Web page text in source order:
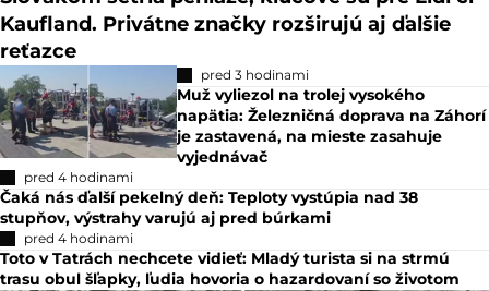
Kaufland. Privátne značky rozširujú aj ďalšie
reťazce
pred 3 hodinami
Muž vyliezol na trolej vysokého
napätia: Železničná doprava na Záhorí
je zastavená, na mieste zasahuje
vyjednávač
pred 4 hodinami
Čaká nás ďalší pekelný deň: Teploty vystúpia nad 38
stupňov, výstrahy varujú aj pred búrkami
pred 4 hodinami
Toto v Tatrách nechcete vidieť: Mladý turista si na strmú
trasu obul šľapky, ľudia hovoria o hazardovaní so životom